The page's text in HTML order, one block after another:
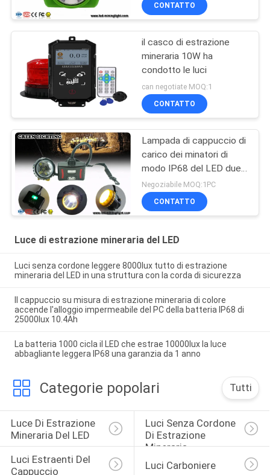
CONTATTO
il casco di estrazione
mineraria 10W ha
condotto le luci
can negotiate MOQ:1
CONTATTO
Lampada di cappuccio di
carico dei minatori di
modo IP68 del LED due
con la luce di
avvertimento, 28000lux
Superbright
Negoziabile MOQ:1PC
CONTATTO
Luce di estrazione mineraria del LED
Luci senza cordone leggere 8000lux tutto di estrazione
mineraria del LED in una struttura con la corda di sicurezza
Il cappuccio su misura di estrazione mineraria di colore
accende l'alloggio impermeabile del PC della batteria IP68 di
25000lux 10.4Ah
La batteria 1000 cicla il LED che estrae 10000lux la luce
abbagliante leggera IP68 una garanzia da 1 anno
Categorie popolari Tutti
Luce Di Estrazione
Mineraria Del LED
Luci Senza Cordone
Di Estrazione
Mineraria
Luci Estraenti Del
Cappuccio
Luci Carboniere